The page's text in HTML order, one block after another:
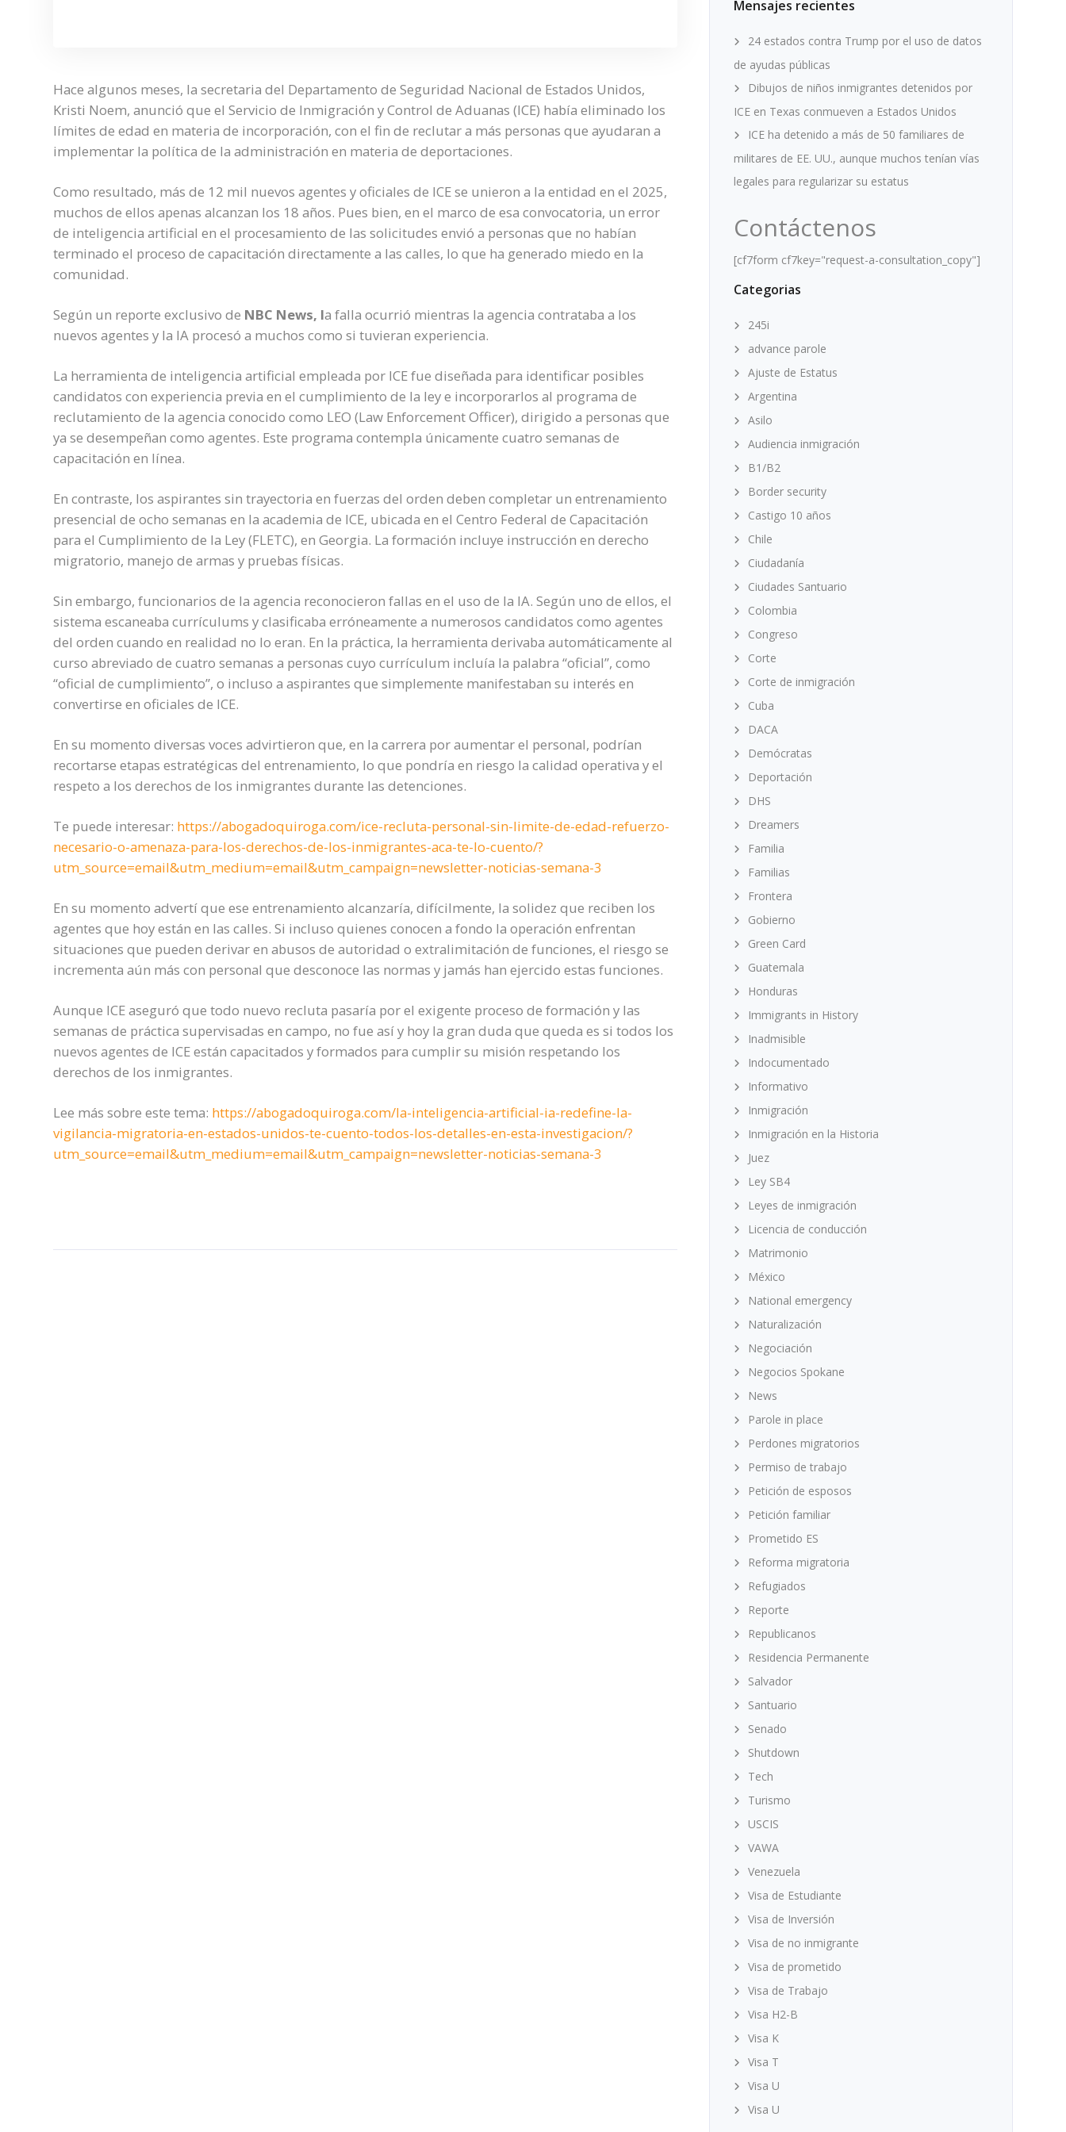
Hace algunos meses, la secretaria del Departamento de Seguridad Nacional de Estados Unidos,
Kristi Noem, anunció que el Servicio de Inmigración y Control de Aduanas (ICE) había eliminado los
límites de edad en materia de incorporación, con el fin de reclutar a más personas que ayudaran a
implementar la política de la administración en materia de deportaciones.
Como resultado, más de 12 mil nuevos agentes y oficiales de ICE se unieron a la entidad en el 2025,
muchos de ellos apenas alcanzan los 18 años. Pues bien, en el marco de esa convocatoria, un error
de inteligencia artificial en el procesamiento de las solicitudes envió a personas que no habían
terminado el proceso de capacitación directamente a las calles, lo que ha generado miedo en la
comunidad.
Según un reporte exclusivo de NBC News, la falla ocurrió mientras la agencia contrataba a los
nuevos agentes y la IA procesó a muchos como si tuvieran experiencia.
La herramienta de inteligencia artificial empleada por ICE fue diseñada para identificar posibles
candidatos con experiencia previa en el cumplimiento de la ley e incorporarlos al programa de
reclutamiento de la agencia conocido como LEO (Law Enforcement Officer), dirigido a personas que
ya se desempeñan como agentes. Este programa contempla únicamente cuatro semanas de
capacitación en línea.
En contraste, los aspirantes sin trayectoria en fuerzas del orden deben completar un entrenamiento
presencial de ocho semanas en la academia de ICE, ubicada en el Centro Federal de Capacitación
para el Cumplimiento de la Ley (FLETC), en Georgia. La formación incluye instrucción en derecho
migratorio, manejo de armas y pruebas físicas.
Sin embargo, funcionarios de la agencia reconocieron fallas en el uso de la IA. Según uno de ellos, el
sistema escaneaba currículums y clasificaba erróneamente a numerosos candidatos como agentes
del orden cuando en realidad no lo eran. En la práctica, la herramienta derivaba automáticamente al
curso abreviado de cuatro semanas a personas cuyo currículum incluía la palabra “oficial”, como
“oficial de cumplimiento”, o incluso a aspirantes que simplemente manifestaban su interés en
convertirse en oficiales de ICE.
En su momento diversas voces advirtieron que, en la carrera por aumentar el personal, podrían
recortarse etapas estratégicas del entrenamiento, lo que pondría en riesgo la calidad operativa y el
respeto a los derechos de los inmigrantes durante las detenciones.
Te puede interesar: https://abogadoquiroga.com/ice-recluta-personal-sin-limite-de-edad-refuerzo-
necesario-o-amenaza-para-los-derechos-de-los-inmigrantes-aca-te-lo-cuento/?
utm_source=email&utm_medium=email&utm_campaign=newsletter-noticias-semana-3
En su momento advertí que ese entrenamiento alcanzaría, difícilmente, la solidez que reciben los
agentes que hoy están en las calles. Si incluso quienes conocen a fondo la operación enfrentan
situaciones que pueden derivar en abusos de autoridad o extralimitación de funciones, el riesgo se
incrementa aún más con personal que desconoce las normas y jamás han ejercido estas funciones.
Aunque ICE aseguró que todo nuevo recluta pasaría por el exigente proceso de formación y las
semanas de práctica supervisadas en campo, no fue así y hoy la gran duda que queda es si todos los
nuevos agentes de ICE están capacitados y formados para cumplir su misión respetando los
derechos de los inmigrantes.
Lee más sobre este tema: https://abogadoquiroga.com/la-inteligencia-artificial-ia-redefine-la-
vigilancia-migratoria-en-estados-unidos-te-cuento-todos-los-detalles-en-esta-investigacion/?
utm_source=email&utm_medium=email&utm_campaign=newsletter-noticias-semana-3
Mensajes recientes
24 estados contra Trump por el uso de datos
de ayudas públicas
Dibujos de niños inmigrantes detenidos por
ICE en Texas conmueven a Estados Unidos
ICE ha detenido a más de 50 familiares de
militares de EE. UU., aunque muchos tenían vías
legales para regularizar su estatus
Contáctenos
[cf7form cf7key="request-a-consultation_copy"]
Categorias
245i
advance parole
Ajuste de Estatus
Argentina
Asilo
Audiencia inmigración
B1/B2
Border security
Castigo 10 años
Chile
Ciudadanía
Ciudades Santuario
Colombia
Congreso
Corte
Corte de inmigración
Cuba
DACA
Demócratas
Deportación
DHS
Dreamers
Familia
Familias
Frontera
Gobierno
Green Card
Guatemala
Honduras
Immigrants in History
Inadmisible
Indocumentado
Informativo
Inmigración
Inmigración en la Historia
Juez
Ley SB4
Leyes de inmigración
Licencia de conducción
Matrimonio
México
National emergency
Naturalización
Negociación
Negocios Spokane
News
Parole in place
Perdones migratorios
Permiso de trabajo
Petición de esposos
Petición familiar
Prometido ES
Reforma migratoria
Refugiados
Reporte
Republicanos
Residencia Permanente
Salvador
Santuario
Senado
Shutdown
Tech
Turismo
USCIS
VAWA
Venezuela
Visa de Estudiante
Visa de Inversión
Visa de no inmigrante
Visa de prometido
Visa de Trabajo
Visa H2-B
Visa K
Visa T
Visa U
Visa U